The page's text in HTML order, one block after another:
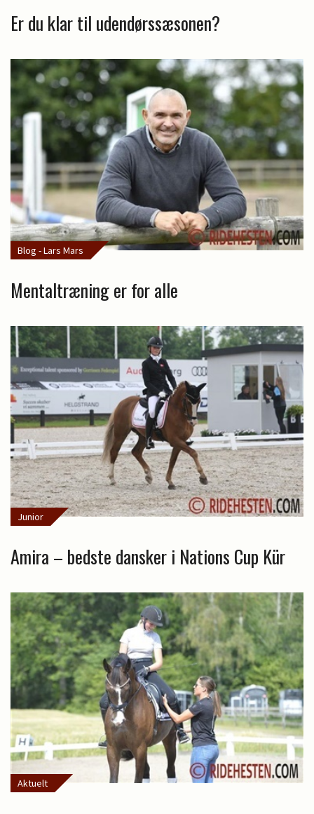
Er du klar til udendørssæsonen?
Blog - Lars Mars
Mentaltræning er for alle
Junior
Amira – bedste dansker i Nations Cup Kür
Aktuelt